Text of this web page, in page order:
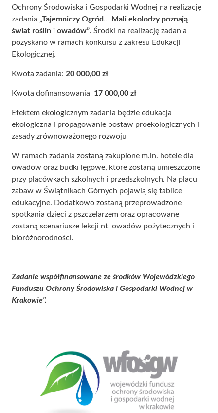
Ochrony Środowiska i Gospodarki Wodnej na realizację
zadania „Tajemniczy Ogród… Mali ekolodzy poznają
świat roślin i owadów”. Środki na realizację zadania
pozyskano w ramach konkursu z zakresu Edukacji
Ekologicznej.
Kwota zadania: 20 000,00 zł
Kwota dofinansowania: 17 000,00 zł
Efektem ekologicznym zadania będzie edukacja
ekologiczna i propagowanie postaw proekologicznych i
zasady zrównoważonego rozwoju
W ramach zadania zostaną zakupione m.in. hotele dla
owadów oraz budki lęgowe, które zostaną umieszczone
przy placówkach szkolnych i przedszkolnych. Na placu
zabaw w Świątnikach Górnych pojawią się tablice
edukacyjne. Dodatkowo zostaną przeprowadzone
spotkania dzieci z pszczelarzem oraz opracowane
zostaną scenariusze lekcji nt. owadów pożytecznych i
bioróżnorodności.
Zadanie współfinansowane ze środków Wojewódzkiego
Funduszu Ochrony Środowiska i Gospodarki Wodnej w
Krakowie".